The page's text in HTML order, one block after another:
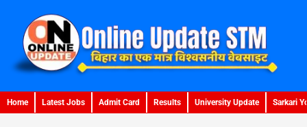
content
Home Latest Jobs Admit Card Results University Update Sarkari